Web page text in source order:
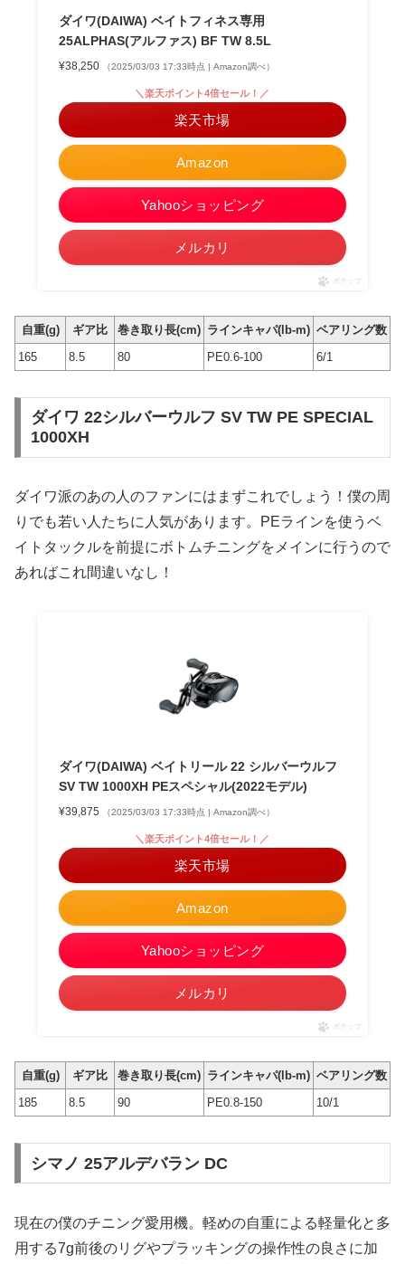
ダイワ(DAIWA) ベイトフィネス専用
25ALPHAS(アルファス) BF TW 8.5L
¥38,250 （2025/03/03 17:33時点 | Amazon調べ）
Amazon
＼楽天ポイント4倍セール！／
楽天市場
Yahooショッピング
メルカリ
ポチップ
自重(g) ギア比 巻き取り長(cm) ラインキャパ(lb-m) ベアリング数
165
8.5 80 PE0.6-100 6/1
ダイワ 22シルバーウルフ SV TW PE SPECIAL
1000XH
ダイワ派のあの人のファンにはまずこれでしょう！僕の周
りでも若い人たちに人気があります。PEラインを使うベ
イトタックルを前提にボトムチニングをメインに行うので
あればこれ間違いなし！
ダイワ(DAIWA) ベイトリール 22 シルバーウルフ
SV TW 1000XH PEスペシャル(2022モデル)
¥39,875 （2025/03/03 17:33時点 | Amazon調べ）
Amazon
＼楽天ポイント4倍セール！／
楽天市場
Yahooショッピング
メルカリ
ポチップ
自重(g) ギア比 巻き取り長(cm) ラインキャパ(lb-m) ベアリング数
185
8.5 90 PE0.8-150 10/1
シマノ 25アルデバラン DC
現在の僕のチニング愛用機。軽めの自重による軽量化と多
用する7g前後のリグやプラッキングの操作性の良さに加